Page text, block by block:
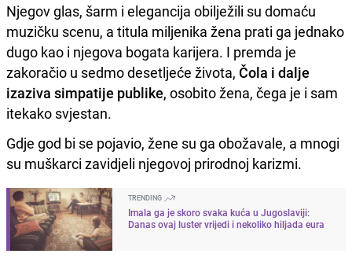
Njegov glas, šarm i elegancija obilježili su domaću
muzičku scenu, a titula miljenika žena prati ga jednako
dugo kao i njegova bogata karijera. I premda je
zakoračio u sedmo desetljeće života, Čola i dalje
izaziva simpatije publike, osobito žena, čega je i sam
itekako svjestan.
Gdje god bi se pojavio, žene su ga obožavale, a mnogi
su muškarci zavidjeli njegovoj prirodnoj karizmi.
TRENDING
Imala ga je skoro svaka kuća u Jugoslaviji:
Danas ovaj luster vrijedi i nekoliko hiljada eura